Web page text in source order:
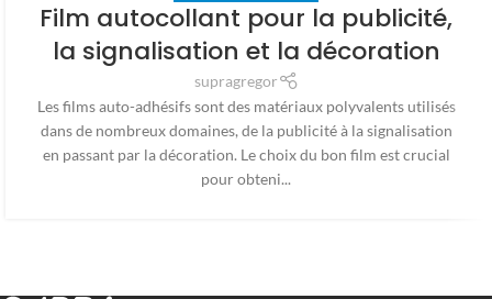
Film autocollant pour la publicité,
la signalisation et la décoration
supragregor
Les films auto-adhésifs sont des matériaux polyvalents utilisés
dans de nombreux domaines, de la publicité à la signalisation
en passant par la décoration. Le choix du bon film est crucial
pour obteni...